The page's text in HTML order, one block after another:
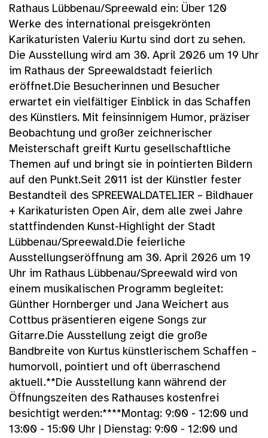
Rathaus Lübbenau/Spreewald ein: Über 120
Werke des international preisgekrönten
Karikaturisten Valeriu Kurtu sind dort zu sehen.
Die Ausstellung wird am 30. April 2026 um 19 Uhr
im Rathaus der Spreewaldstadt feierlich
eröffnet.Die Besucherinnen und Besucher
erwartet ein vielfältiger Einblick in das Schaffen
des Künstlers. Mit feinsinnigem Humor, präziser
Beobachtung und großer zeichnerischer
Meisterschaft greift Kurtu gesellschaftliche
Themen auf und bringt sie in pointierten Bildern
auf den Punkt.Seit 2011 ist der Künstler fester
Bestandteil des SPREEWALDATELIER – Bildhauer
+ Karikaturisten Open Air, dem alle zwei Jahre
stattfindenden Kunst-Highlight der Stadt
Lübbenau/Spreewald.Die feierliche
Ausstellungseröffnung am 30. April 2026 um 19
Uhr im Rathaus Lübbenau/Spreewald wird von
einem musikalischen Programm begleitet:
Günther Hornberger und Jana Weichert aus
Cottbus präsentieren eigene Songs zur
Gitarre.Die Ausstellung zeigt die große
Bandbreite von Kurtus künstlerischem Schaffen –
humorvoll, pointiert und oft überraschend
aktuell.**Die Ausstellung kann während der
Öffnungszeiten des Rathauses kostenfrei
besichtigt werden:****Montag: 9:00 - 12:00 und
13:00 - 15:00 Uhr | Dienstag: 9:00 - 12:00 und